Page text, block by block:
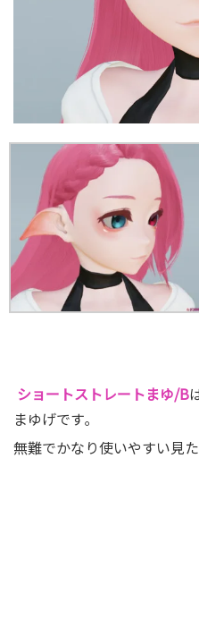
ショートストレートまゆ/B
まゆげです｡
無難でかなり使いやすい見